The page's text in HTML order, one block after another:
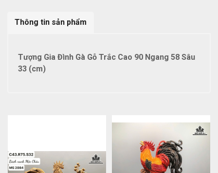
Thông tin sản phẩm
Tượng Gia Đình Gà Gỗ Trắc Cao 90 Ngang 58 Sâu
33 (cm)